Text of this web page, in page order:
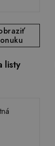
listy